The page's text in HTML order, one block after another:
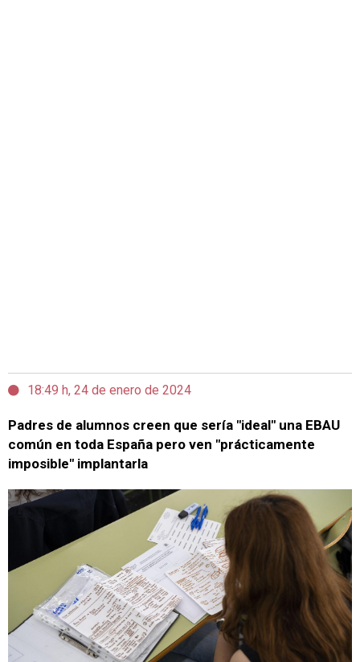
18:49 h, 24 de enero de 2024
Padres de alumnos creen que sería "ideal" una EBAU
común en toda España pero ven "prácticamente
imposible" implantarla